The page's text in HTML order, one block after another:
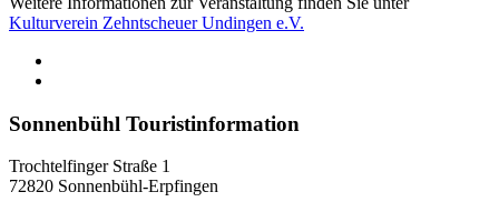
Kulturverein Zehntscheuer Undingen e.V.
Sonnenbühl Touristinformation
Trochtelfinger Straße 1
72820 Sonnenbühl-Erpfingen